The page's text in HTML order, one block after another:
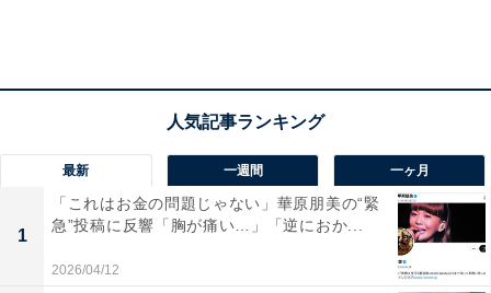
最新 一週間 一ヶ月
1
「これはお金の問題じゃない」華原朋美の“緊
急”投稿に反響「胸が痛い…」「逆におか...
2026/04/12